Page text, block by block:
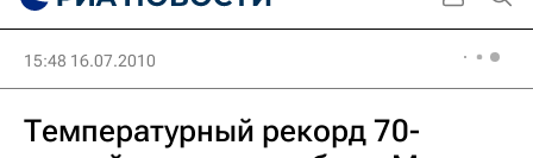
15:48 16.07.2010
Температурный рекорд 70-